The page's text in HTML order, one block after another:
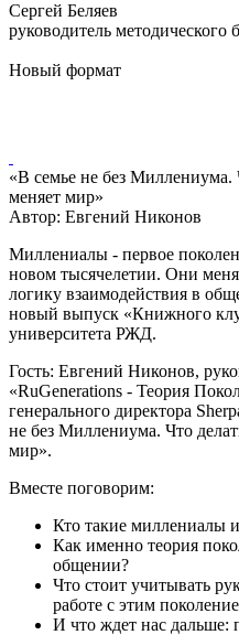
Сергей Беляев
руководитель методического
Новый формат
«В семье не без Миллениума.
меняет мир»
Автор: Евгений Никонов
Миллениалы - первое
новом тысячелетии. Они
логику взаимодействия в
новый выпуск «Книжного
университета РЖД.
Гость: Евгений Никонов,
«RuGenerations - Теория
генерального директора
не без Миллениума. Что
мир».
Вместе поговорим:
Кто такие миллениалы
Как именно теория
общении?
Что стоит учитывать
работе с этим
И что ждет нас дальше: